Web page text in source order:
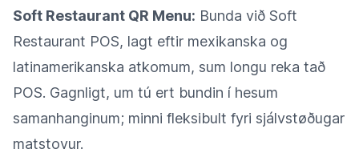
Soft Restaurant QR Menu: Bunda við Soft
Restaurant POS, lagt eftir mexikanska og
latinamerikanska atkomum, sum longu reka tað
POS. Gagnligt, um tú ert bundin í hesum
samanhanginum; minni fleksibult fyri sjálvstøðugar
matstovur.